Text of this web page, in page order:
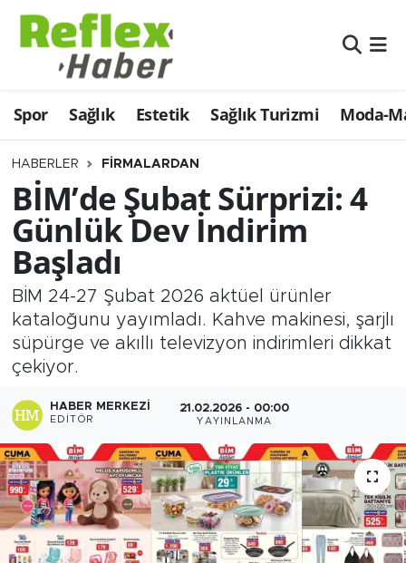
Spor Sağlık Estetik Sağlık Turizmi Moda-
HABERLER FIRMALARDAN
BİM’de Şubat Sürprizi: 4
Günlük Dev İndirim
Başladı
BİM 24-27 Şubat 2026 aktüel ürünler
kataloğunu yayımladı. Kahve makinesi, şarjlı
süpürge ve akıllı televizyon indirimleri dikkat
çekiyor.
HABER MERKEZI
EDITÖR
21.02.2026 - 00:00
YAYINLANMA
Eğitim
Estetik
Firmalardan
Güncel
İş ve Ekonomi
Moda-Magazin-Eğlence
Sağlık
Spor
Teknoloji
Nöbetçi Eczaneler
Hava Durumu
Namaz Vakitleri
Trafik Durumu
Şampiyonlar Ligi Puan Durumu ve Fikstür
Tüm Manşetler
Son Dakika Haberleri